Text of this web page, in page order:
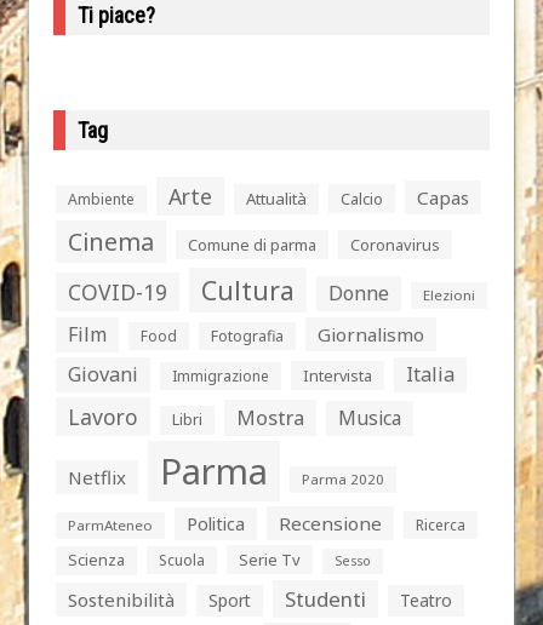
Ti piace?
Tag
Ambiente Arte Attualità Calcio Capas
Cinema Comune di parma Coronavirus
COVID-19 Cultura Donne Elezioni
Film Food Fotografia Giornalismo
Giovani Immigrazione Intervista Italia
Lavoro Libri Mostra Musica
Netflix Parma Parma 2020
ParmAteneo Politica Recensione
Ricerca
Scienza
Scuola Serie Tv Sesso
Sostenibilità Sport Studenti Teatro